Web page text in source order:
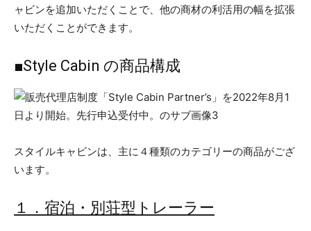
ャビンを追加いただくことで、他の商材の利活用の幅を拡張
いただくことができます。
■Style Cabin の商品構成
スタイルキャビンは、主に４種類のカテゴリーの商品がござ
います。
１．宿泊・別荘型トレーラー